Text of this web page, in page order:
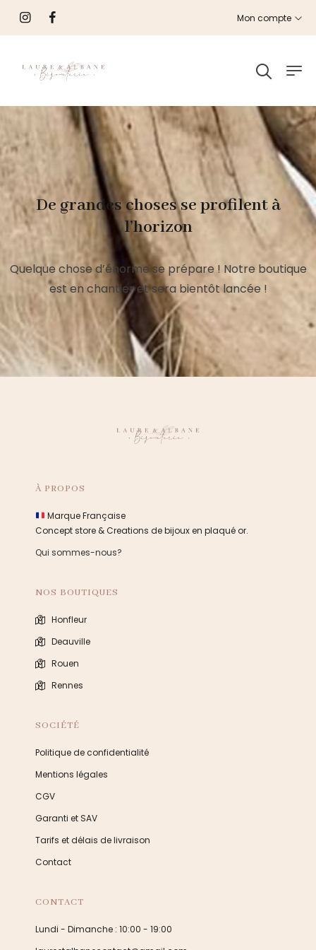
Mon compte
De grandes choses se profilent à
l’horizon
Quelque chose d’énorme se prépare ! Notre boutique
est en chantier et sera bientôt lancée !
À PROPOS
Marque Française
Concept store & Creations de bijoux en plaqué or.
Qui sommes-nous?
NOS BOUTIQUES
Honfleur
Deauville
Rouen
Rennes
SOCIÉTÉ
Politique de confidentialité
Mentions légales
CGV
Garanti et SAV
Tarifs et délais de livraison
Contact
CONTACT
Lundi - Dimanche : 10:00 - 19:00